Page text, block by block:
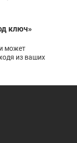
ключ»
может
из ваших